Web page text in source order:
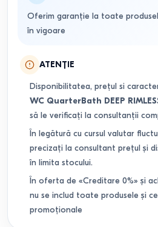
Oferim garanție la toate
în vigoare
ATENȚIE
Disponibilitatea, prețul si
WC QuarterBath DEEP
să le verificați la consultanții
În legătură cu cursul valutar
precizați la consultant prețul și
în limita stocului.
În oferta de «Creditare 0%» și
nu se includ toate produsele și
promoționale